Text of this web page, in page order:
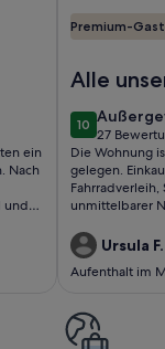
ein
Nach
und
Premium-
Alle
voll
1010 von 10
27
(27
Die Wohnung
gelegen.
Fahrradverleih,
unmittelbarer
Einschränkung:
Stock. Wir
Ursula F.
Aufenthalt im